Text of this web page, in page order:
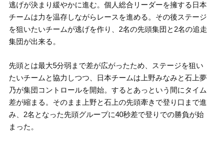
逃げが決まり緩やかに進む。個人総合リーダーを擁する日本
チームは力を温存しながらレースを進める。その後ステージ
を狙いたいチームが逃げを作り、2名の先頭集団と2名の追走
集団が出来る。
先頭とは最大5分弱まで差が広がったため、ステージを狙い
たいチームと協力しつつ、日本チームは上野みなみと石上夢
乃が集団コントロールを開始。するとあっという間にタイム
差が縮まる。そのまま上野と石上の先頭牽きで登り口まで進
み、2名となった先頭グループに40秒差で登りでの勝負が始
まった。